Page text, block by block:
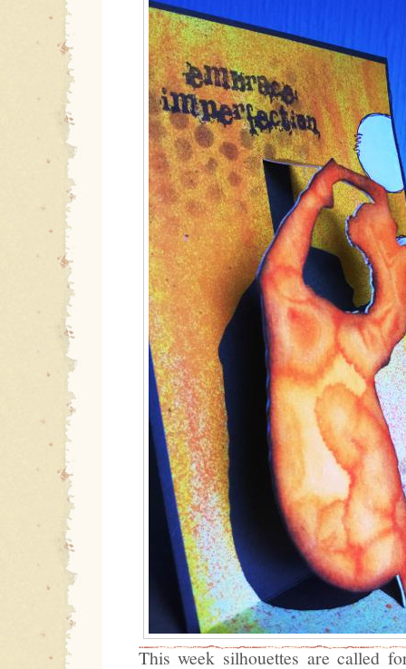
This week silhouettes are called